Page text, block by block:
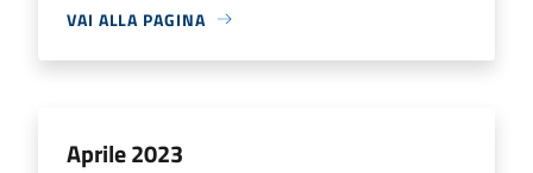
VAI ALLA PAGINA
Aprile 2023